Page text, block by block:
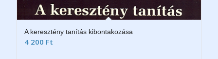
A keresztény tanítás kibontakozása
4 200 Ft